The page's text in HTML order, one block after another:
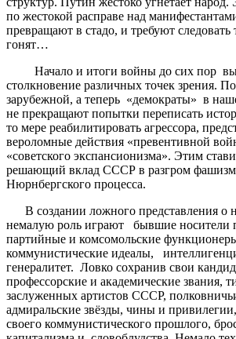
по жестокой расправе над
превращают в стадо, и требуют следовать
гонят…
Начало и итоги войны до сих пор
столкновение различных точек зрения.
зарубежной, а теперь «демократы» в
не прекращают попытки переписать
то мере реабилитировать агрессора,
вероломные действия «превентивной
«советского экспансионизма». Этим
решающий вклад СССР в разгром
Нюрнбергского процесса.
В создании ложного представления о
немалую роль играют бывшие носители
партийные и комсомольские
коммунистические идеалы,
генералитет. Ловко сохранив свои
профессорские и академические звания,
заслуженных артистов СССР,
адмиральские звёзды, чины и
своего коммунистического прошлого,